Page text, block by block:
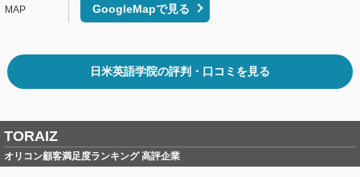
GoogleMapで見る
日米英語学院の評判・口コミを見る
TORAIZ
オリコン顧客満足度ランキング 高評企業